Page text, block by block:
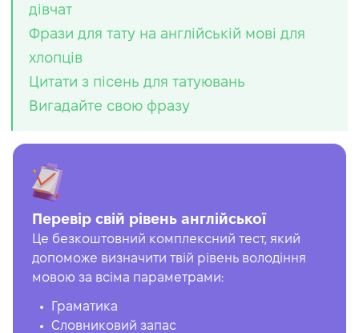
дівчат
Фрази для тату на англійській мові для
хлопців
Цитати з пісень для татуювань
Вигадайте свою фразу
Перевір свій рівень англійської
Це безкоштовний комплексний тест, який
допоможе визначити твій рівень володіння
мовою за всіма параметрами:
Граматика
Словниковий запас